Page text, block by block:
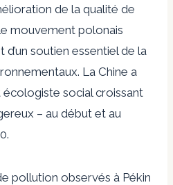
de la qualité de
mouvement polonais
soutien essentiel de la
La Chine a
social croissant
– au début et au
pollution observés à Pékin